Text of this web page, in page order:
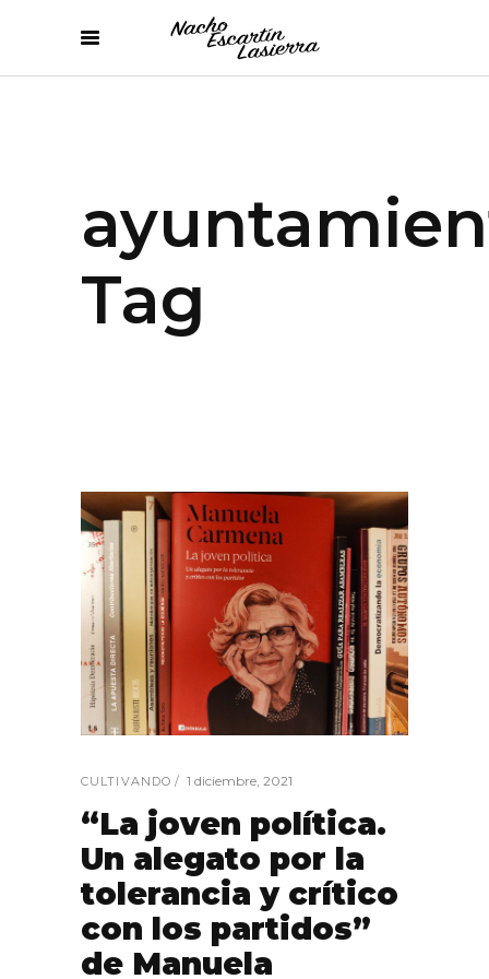
Tag
CULTIVANDO 1 diciembre, 2021
“La joven política.
Un alegato por la
tolerancia y crítico
con los partidos”
de Manuela